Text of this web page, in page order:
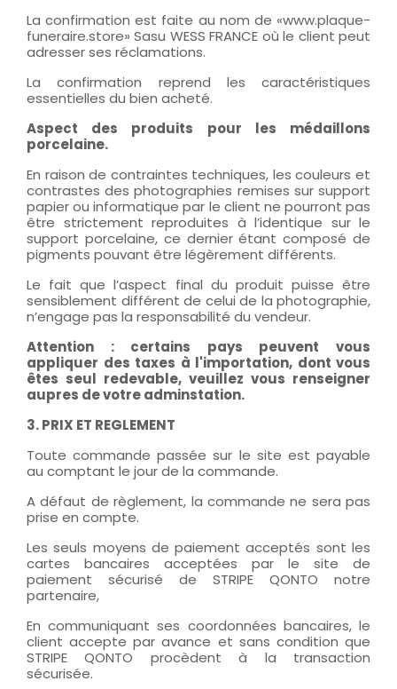
La confirmation est faite au nom de «www.plaque-
funeraire.store» Sasu WESS FRANCE où le client peut
adresser ses réclamations.
La confirmation reprend les caractéristiques
essentielles du bien acheté.
Aspect des produits pour les médaillons
porcelaine.
En raison de contraintes techniques, les couleurs et
contrastes des photographies remises sur support
papier ou informatique par le client ne pourront pas
être strictement reproduites à l’identique sur le
support porcelaine, ce dernier étant composé de
pigments pouvant être légèrement différents.
Le fait que l’aspect final du produit puisse être
sensiblement différent de celui de la photographie,
n’engage pas la responsabilité du vendeur.
Attention : certains pays peuvent vous
appliquer des taxes à l'importation, dont vous
êtes seul redevable, veuillez vous renseigner
aupres de votre adminstation.
3. PRIX ET REGLEMENT
Toute commande passée sur le site est payable
au comptant le jour de la commande.
A défaut de règlement, la commande ne sera pas
prise en compte.
Les seuls moyens de paiement acceptés sont les
cartes bancaires acceptées par le site de
paiement sécurisé de STRIPE QONTO notre
partenaire,
En communiquant ses coordonnées bancaires, le
client accepte par avance et sans condition que
STRIPE QONTO procèdent à la transaction
sécurisée.